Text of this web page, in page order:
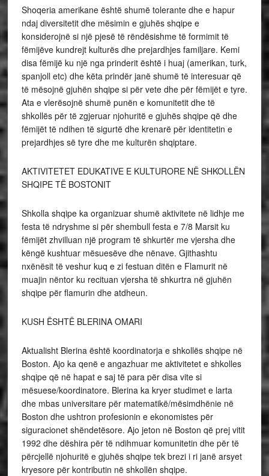
Shoqeria amerikane është shumë tolerante dhe e hapur
ndaj diversitetit dhe mësimin e gjuhës shqipe e
konsiderojnë si një pjesë të rëndësishme të formimit të
fëmijëve kundrejt kulturës dhe prejardhjes familjare. Kemi
disa fëmijë ku një nga prinderit është i huaj (amerikan, turk,
spanjoll etc) dhe këta prindër janë shumë të interesuar që
të mësojnë gjuhën shqipe si për vete dhe për fëmijët e tyre.
Ata e vlerësojnë shumë punën e komunitetit dhe të
shkollës për të zgjeruar njohuritë e gjuhës shqipe që dhe
fëmijët të ndihen të sigurtë dhe krenarë për identitetin e
prejardhjes së tyre dhe me kulturën shqiptare.
AKTIVITETET EDUKATIVE E KULTURORE NË SHKOLLËN
SHQIPE TË BOSTONIT
Shkolla shqipe ka organizuar shumë aktivitete në lidhje me
festa të ndryshme si për shembull festa e 7/8 Marsit ku
fëmijët zhvilluan një program të shkurtër me vjersha dhe
këngë kushtuar mësuesëve dhe nënave. Gjithashtu
nxënësit të veshur kuq e zi festuan ditën e Flamurit në
muajin nëntor ku recituan vjersha të shkurtra në gjuhën
shqipe për flamurin dhe atdheun.
KUSH ËSHTË BLERINA OMARI
Aktualisht Blerina është koordinatorja e shkollës shqipe në
Boston. Ajo ka qenë e angazhuar me aktivitetet e shkolles
shqipe që në hapat e saj të para për disa vite si
mësuese/koordinatore. Blerina ka kryer studimet e larta
dhe mbas universitare për matematikë/mësimdhënie në
Boston dhe ushtron profesionin e ekonomistes për
siguracionet shëndetësore. Ajo jeton në Boston që prej vitit
1992 dhe dëshira për të ndihmuar komunitetin dhe për të
përcjellë njohuritë e gjuhës shqipe tek brezi i ri janë arsyet
kryesore për kontributin në shkollën shqipe.